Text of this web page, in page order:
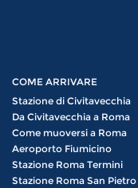
COME ARRIVARE
Stazione di Civitavecchia
Da Civitavecchia a Roma
Come muoversi a Roma
Aeroporto Fiumicino
Stazione Roma Termini
Stazione Roma San Pietro